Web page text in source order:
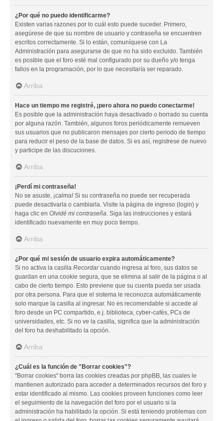
¿Por qué no puedo identificarme?
Existen varias razones por lo cuál esto puede suceder. Primero,
asegúrese de que su nombre de usuario y contraseña se encuentren
escritos correctamente. Si lo están, comuníquese con La
Administración para asegurarse de que no ha sido excluido. También
es posible que el foro esté mal configurado por su dueño y/o tenga
fallos en la programación, por lo que necesitaría ser reparado.
Arriba
Hace un tiempo me registré, ¡pero ahora no puedo conectarme!
Es posible que la administración haya desactivado o borrado su cuenta
por alguna razón. También, algunos foros periódicamente remueven
sus usuarios que no publicaron mensajes por cierto periodo de tiempo
para reducir el peso de la base de datos. Si es así, registrese de nuevo
y participe de las discuciones.
Arriba
¡Perdí mi contraseña!
No se asuste, ¡calma! Si su contraseña no puede ser recuperada
puede desactivarla o cambiarla. Visite la página de ingreso (login) y
haga clic en Olvidé mi contraseña. Siga las instrucciones y estará
identificado nuevamente en muy poco tiempo.
Arriba
¿Por qué mi sesión de usuario expira automáticamente?
Si no activa la casilla Recordarcuando ingresa al foro, sus datos se
guardan en una cookie segura, que se elimina al salir de la página o al
cabo de cierto tiempo. Esto previene que su cuenta pueda ser usada
por otra persona. Para que el sistema le reconozca automáticamente
solo marque la casilla al ingresar. No es recomendable si accede al
foro desde un PC compartido, e.j. biblioteca, cyber-cafés, PCs de
universidades, etc. Si no ve la casilla, significa que la administración
del foro ha deshabilitado la opción.
Arriba
¿Cuál es la función de "Borrar cookies"?
"Borrar cookies" borra las cookies creadas por phpBB, las cuales le
mantienen autorizado para acceder a determinados recursos del foro y
estar identificado al mismo. Las cookies proveen funciones como leer
el seguimiento de la navegación del foro por el usuario si la
administración ha habilitado la opción. Si está teniendo problemas con